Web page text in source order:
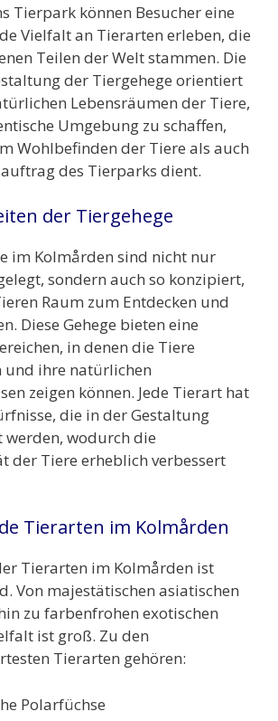
Tierpark können Besucher eine
Vielfalt an Tierarten erleben, die
Teilen der Welt stammen. Die
der Tiergehege orientiert
Lebensräumen der Tiere,
Umgebung zu schaffen,
Wohlbefinden der Tiere als auch
des Tierparks dient.
der Tiergehege
im Kolmården sind nicht nur
sondern auch so konzipiert,
Raum zum Entdecken und
Diese Gehege bieten eine
in denen die Tiere
und ihre natürlichen
zeigen können. Jede Tierart hat
die in der Gestaltung
wodurch die
der Tiere erheblich verbessert
Tierarten im Kolmården
Tierarten im Kolmården ist
Von majestätischen asiatischen
zu farbenfrohen exotischen
ist groß. Zu den
Tierarten gehören:
Polarfüchse